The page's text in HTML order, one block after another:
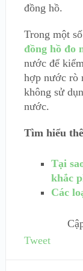
đồng hồ.
Trong một
đồng hồ đo
nước để
hợp nước rò
không sử
nước.
Tìm hiểu
Tại
khắc
Các
Tweet